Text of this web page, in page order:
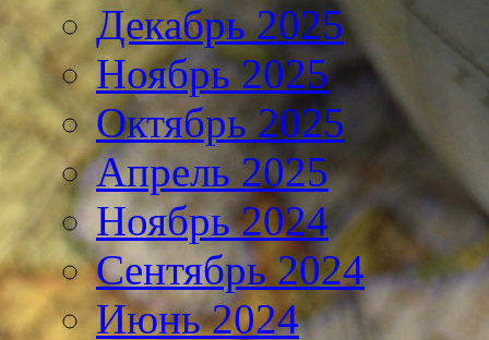
Декабрь 2025
Ноябрь 2025
Октябрь 2025
Апрель 2025
Ноябрь 2024
Сентябрь 2024
Июнь 2024